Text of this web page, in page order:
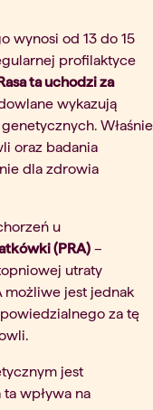
wynosi od 13 do 15
profilaktyce
ta uchodzi za
wykazują
Właśnie
oraz badania
dla zdrowia
u
(PRA) –
utraty
możliwe jest jednak
za tę
jest
ta wpływa na